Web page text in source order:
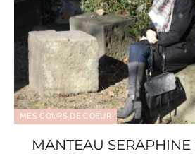
MES COUPS DE COEUR
MANTEAU SERAPHINE